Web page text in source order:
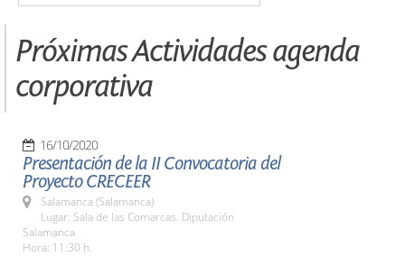
Próximas Actividades agenda
corporativa
16/10/2020
Presentación de la II Convocatoria del
Proyecto CRECEER
Salamanca (Salamanca)
Lugar: Sala de las Comarcas. Diputación
Salamanca
Hora: 11:30 h.